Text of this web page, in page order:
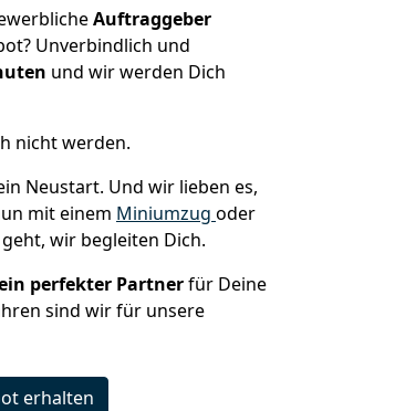
Auftraggeber
Unverbindlich und
und wir werden Dich
nicht werden.
Neustart. Und wir lieben es,
mit einem Miniumzug oder
wir begleiten Dich.
perfekter Partnerfür Deine
sind wir für unsere
erhalten